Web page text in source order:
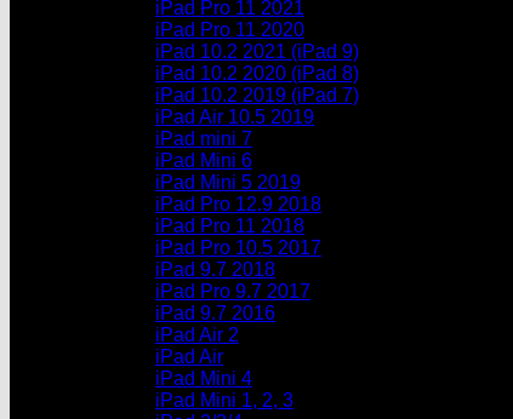
iPad Pro 11 2021
iPad Pro 11 2020
iPad 10.2 2021 (iPad 9)
iPad 10.2 2020 (iPad 8)
iPad 10.2 2019 (iPad 7)
iPad Air 10.5 2019
iPad mini 7
iPad Mini 6
iPad Mini 5 2019
iPad Pro 12.9 2018
iPad Pro 11 2018
iPad Pro 10.5 2017
iPad 9.7 2018
iPad Pro 9.7 2017
iPad 9.7 2016
iPad Air 2
iPad Air
iPad Mini 4
iPad Mini 1, 2, 3